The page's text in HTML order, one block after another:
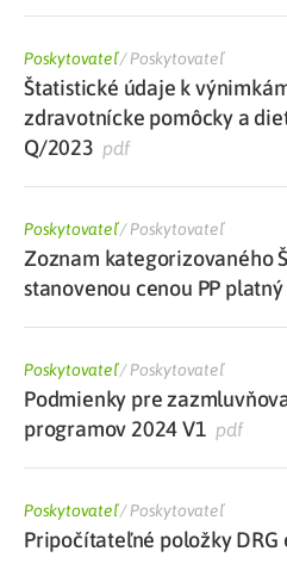
Poskytovateľ/Poskytovateľ
Štatistické údaje k
zdravotnícke pomôcky a
Q/2023 pdf
Poskytovateľ/Poskytovateľ
Zoznam kategorizovaného
stanovenou cenou PP
Poskytovateľ/Poskytovateľ
Podmienky pre
programov 2024 V1 pdf
Poskytovateľ/Poskytovateľ
Pripočítateľné položky DRG